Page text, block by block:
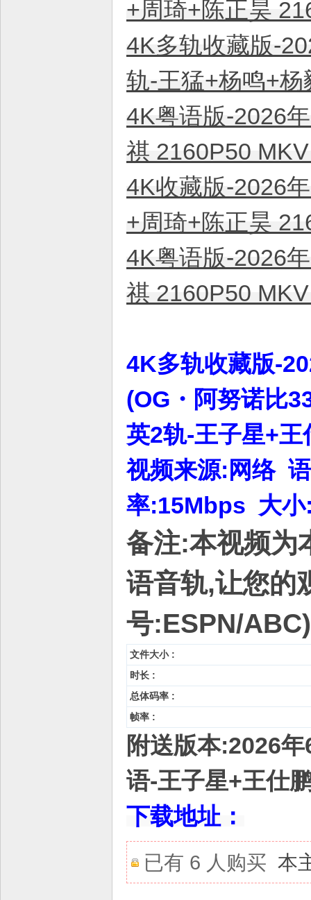
+周琦+陈正昊
4K多轨收藏版-
轨-王猛+杨鸣+
4K粤语版-2026
祺 2160P50
4K收藏版-2026
+周琦+陈正昊
4K粤语版-2026
祺 2160P50
4K多轨收藏版-
(OG・阿努诺比
英2轨-王子星+
视频来源:网络
率:15Mbps 大小
备注:本视频为
语音轨,让您的
号:ESPN/ABC)
文件大小 :
时长 :
总体码率 :
帧率 :
附送版本:2026
语-王子星+王仕
下载地址：
已有 6 人购买 本